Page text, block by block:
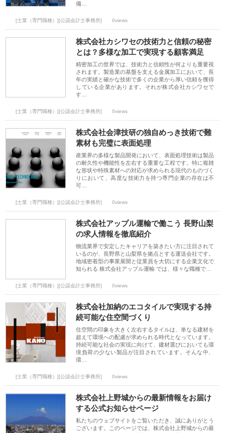
備…
[士業（専門職種）][公認会計士事務所] 0views
株式会社カシワセの技術力と信頼の秘密
とは？多様な加工で実現する顧客満足
精密加工の世界では、技術力と信頼性が何よりも重要視
されます。製造業の基盤を支える金属加工において、長
年の実績と確かな技術で多くの企業から厚い信頼を獲得
している企業があります。それが株式会社カシワセで
す…
[士業（専門職種）][公認会計士事務所] 0views
株式会社会津技研の独自めっき技術で難
素材も完璧に表面処理
産業界の多様な製品開発において、表面処理技術は製品
の耐久性や機能性を左右する重要な工程です。特に複雑
な形状や特殊素材への対応が求められる現代のものづく
りにおいて、高度な技術力を持つ専門企業の存在は不
可…
[士業（専門職種）][公認会計士事務所] 0views
株式会社アップル運輸で働こう 長野山梨
の求人情報を徹底紹介
物流業界で安定したキャリアを築きたい方に注目されて
いるのが、長野県と山梨県を拠点とする運送会社です。
地域密着型の事業展開と従業員を大切にする企業文化で
知られる 株式会社アップル運輸 では、様々な職種で…
[士業（専門職種）][公認会計士事務所] 0views
株式会社加納のエコタイルで実現する持
続可能な住空間づくり
住空間の印象を大きく左右するタイルは、単なる建材を
超えて環境への配慮が求められる時代となっています。
持続可能な社会の実現に向けて、建材選びにおいても環
境負荷の少ない製品が注目されています。そんな中、
環…
[士業（専門職種）][公認会計士事務所] 0views
株式会社上野城からの最新情報をお届け
する公式お知らせページ
私たちのウェブサイトをご覧いただき、誠にありがとう
ございます。このページでは、株式会社上野城からの最